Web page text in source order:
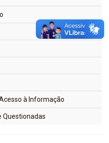
à Informação
Questionadas